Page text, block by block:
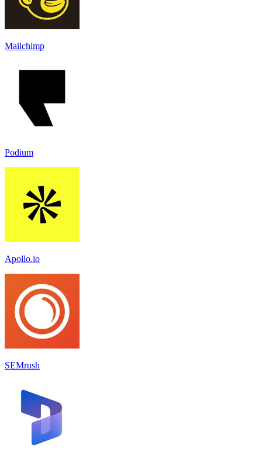
Mailchimp
Podium
Apollo.io
SEMrush